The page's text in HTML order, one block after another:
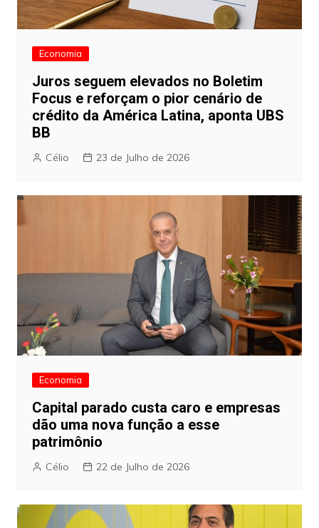
Economia
Juros seguem elevados no Boletim
Focus e reforçam o pior cenário de
crédito da América Latina, aponta UBS
BB
Célio 23 de Julho de 2026
Economia
Capital parado custa caro e empresas
dão uma nova função a esse
patrimônio
Célio 22 de Julho de 2026